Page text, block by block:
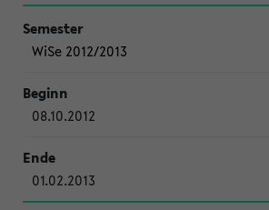
WiSe 2012/2013
08.10.2012
01.02.2013